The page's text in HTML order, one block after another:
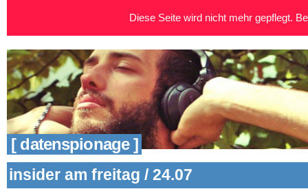
[ datenspionage ]
insider am freitag / 24.07
Diese Seite wird nicht mehr gepflegt.